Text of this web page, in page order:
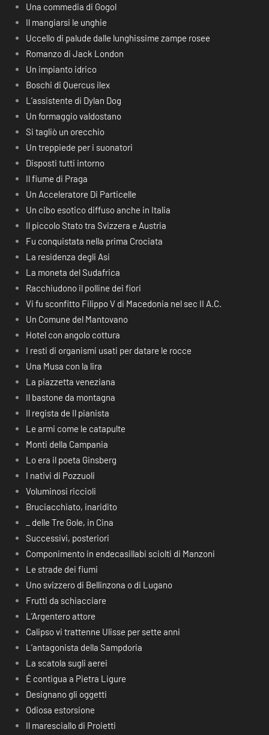
Una commedia di Gogol
Il mangiarsi le unghie
Uccello di palude dalle lunghissime zampe rosee
Romanzo di Jack London
Un impianto idrico
Boschi di Quercus ilex
L’assistente di Dylan Dog
Un formaggio valdostano
Si tagliò un orecchio
Un treppiede per i suonatori
Disposti tutti intorno
Il fiume di Praga
Un Acceleratore Di Particelle
Un cibo esotico diffuso anche in Italia
Il piccolo Stato tra Svizzera e Austria
Fu conquistata nella prima Crociata
La residenza degli Asi
La moneta del Sudafrica
Racchiudono il polline dei fiori
Vi fu sconfitto Filippo V di Macedonia nel sec II A.C.
Un Comune del Mantovano
Hotel con angolo cottura
I resti di organismi usati per datare le rocce
Una Musa con la lira
La piazzetta veneziana
Il bastone da montagna
Il regista de Il pianista
Le armi come le catapulte
Monti della Campania
Lo era il poeta Ginsberg
I nativi di Pozzuoli
Voluminosi riccioli
Bruciacchiato, inaridito
_ delle Tre Gole, in Cina
Successivi, posteriori
Componimento in endecasillabi sciolti di Manzoni
Le strade dei fiumi
Uno svizzero di Bellinzona o di Lugano
Frutti da schiacciare
L’Argentero attore
Calipso vi trattenne Ulisse per sette anni
L’antagonista della Sampdoria
La scatola sugli aerei
É contigua a Pietra Ligure
Designano gli oggetti
Odiosa estorsione
Il maresciallo di Proietti